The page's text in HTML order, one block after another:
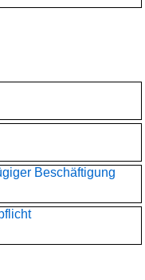
Beschäftigung